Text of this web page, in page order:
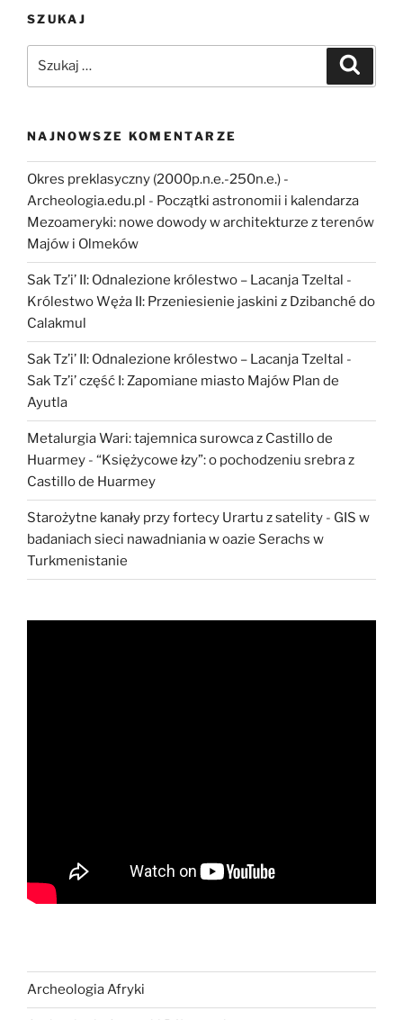
zlikwidować
Ziemi
Warszawie”
SZUKAJ
NAJNOWSZE KOMENTARZE
Okres preklasyczny (2000p.n.e.-250n.e.) -
Archeologia.edu.pl - Początki astronomii i kalendarza
Mezoameryki: nowe dowody w architekturze z terenów
Majów i Olmeków
Sak Tz’i’ II: Odnalezione królestwo – Lacanja Tzeltal -
Królestwo Węża II: Przeniesienie jaskini z Dzibanché do
Calakmul
Sak Tz’i’ II: Odnalezione królestwo – Lacanja Tzeltal -
Sak Tz’i’ część I: Zapomiane miasto Majów Plan de
Ayutla
Metalurgia Wari: tajemnica surowca z Castillo de
Huarmey - “Księżycowe łzy”: o pochodzeniu srebra z
Castillo de Huarmey
Starożytne kanały przy fortecy Urartu z satelity - GIS w
badaniach sieci nawadniania w oazie Serachs w
Turkmenistanie
Archeologia Afryki